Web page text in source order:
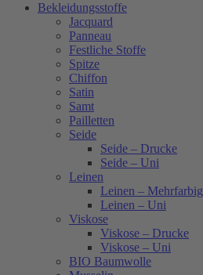
Bekleidungsstoffe
Jacquard
Panneau
Festliche Stoffe
Spitze
Chiffon
Satin
Samt
Pailletten
Seide
Seide – Drucke
Seide – Uni
Leinen
Leinen – Mehrfarbig
Leinen – Uni
Viskose
Viskose – Drucke
Viskose – Uni
BIO Baumwolle